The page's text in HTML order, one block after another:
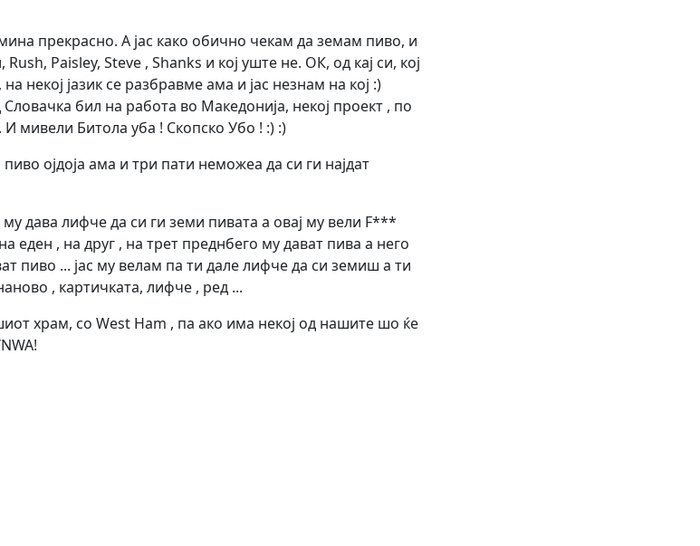
прекрасно. А јас како обично чекам да земам пиво, и
Paisley, Steve , Shanks и кој уште не. ОК, од кај си, кој
некој јазик се разбравме ама и јас незнам на кој :)
бил на работа во Македонија, некој проект , по
мивели Битола уба ! Скопско Убо ! :) :)
ојдоја ама и три пати неможеа да си ги најдат
дава лифче да си ги земи пивата а овај му вели F***
еден , на друг , на трет преднбего му дават пива а него
пиво ... јас му велам па ти дале лифче да си земиш а ти
, картичката, лифче , ред ...
храм, со West Ham , па ако има некој од нашите шо ќе